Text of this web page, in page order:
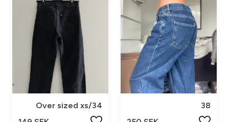
Over sized xs/34
38